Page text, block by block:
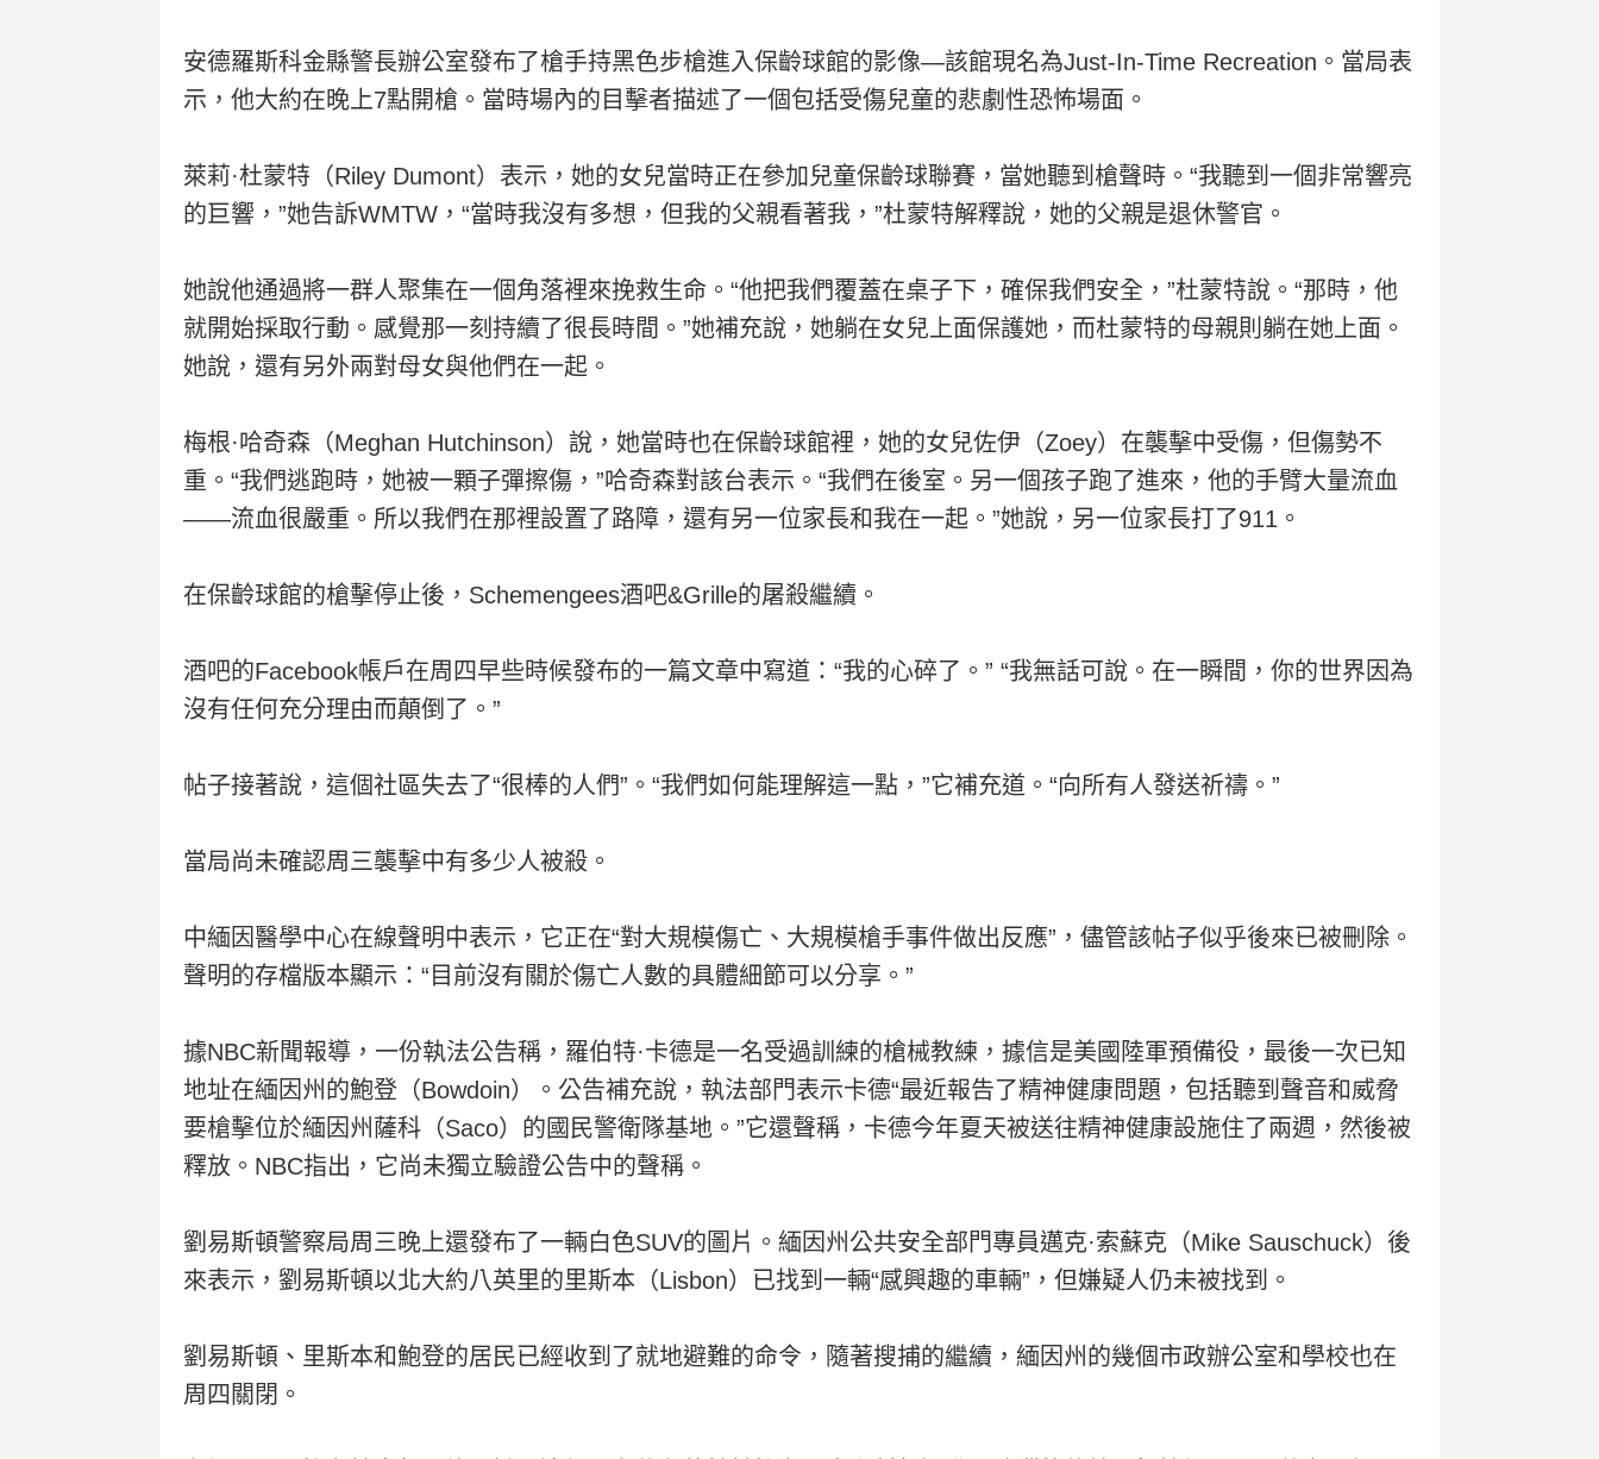
安德羅斯科金縣警長辦公室發布了槍手持黑色步槍進入保齡球館的影像—該館現名為Just-In-Time Recreation。當局表
示，他大約在晚上7點開槍。當時場內的目擊者描述了一個包括受傷兒童的悲劇性恐怖場面。
萊莉·杜蒙特（Riley Dumont）表示，她的女兒當時正在參加兒童保齡球聯賽，當她聽到槍聲時。“我聽到一個非常響亮
的巨響，”她告訴WMTW，“當時我沒有多想，但我的父親看著我，”杜蒙特解釋說，她的父親是退休警官。
她說他通過將一群人聚集在一個角落裡來挽救生命。“他把我們覆蓋在桌子下，確保我們安全，”杜蒙特說。“那時，他
就開始採取行動。感覺那一刻持續了很長時間。”她補充說，她躺在女兒上面保護她，而杜蒙特的母親則躺在她上面。
她說，還有另外兩對母女與他們在一起。
梅根·哈奇森（Meghan Hutchinson）說，她當時也在保齡球館裡，她的女兒佐伊（Zoey）在襲擊中受傷，但傷勢不
重。“我們逃跑時，她被一顆子彈擦傷，”哈奇森對該台表示。“我們在後室。另一個孩子跑了進來，他的手臂大量流血
——流血很嚴重。所以我們在那裡設置了路障，還有另一位家長和我在一起。”她說，另一位家長打了911。
在保齡球館的槍擊停止後，Schemengees酒吧&Grille的屠殺繼續。
酒吧的Facebook帳戶在周四早些時候發布的一篇文章中寫道：“我的心碎了。” “我無話可說。在一瞬間，你的世界因為
沒有任何充分理由而顛倒了。”
帖子接著說，這個社區失去了“很棒的人們”。“我們如何能理解這一點，”它補充道。“向所有人發送祈禱。”
當局尚未確認周三襲擊中有多少人被殺。
中緬因醫學中心在線聲明中表示，它正在“對大規模傷亡、大規模槍手事件做出反應”，儘管該帖子似乎後來已被刪除。
聲明的存檔版本顯示：“目前沒有關於傷亡人數的具體細節可以分享。”
據NBC新聞報導，一份執法公告稱，羅伯特·卡德是一名受過訓練的槍械教練，據信是美國陸軍預備役，最後一次已知
地址在緬因州的鮑登（Bowdoin）。公告補充說，執法部門表示卡德“最近報告了精神健康問題，包括聽到聲音和威脅
要槍擊位於緬因州薩科（Saco）的國民警衛隊基地。”它還聲稱，卡德今年夏天被送往精神健康設施住了兩週，然後被
釋放。NBC指出，它尚未獨立驗證公告中的聲稱。
劉易斯頓警察局周三晚上還發布了一輛白色SUV的圖片。緬因州公共安全部門專員邁克·索蘇克（Mike Sauschuck）後
來表示，劉易斯頓以北大約八英里的里斯本（Lisbon）已找到一輛“感興趣的車輛”，但嫌疑人仍未被找到。
劉易斯頓、里斯本和鮑登的居民已經收到了就地避難的命令，隨著搜捕的繼續，緬因州的幾個市政辦公室和學校也在
周四關閉。